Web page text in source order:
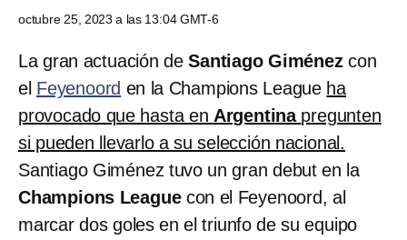
octubre 25, 2023 a las 13:04 GMT-6
La gran actuación deSantiago Giménezcon
el Feyenoord en la Champions League ha
provocado que hasta en Argentina pregunten
si pueden llevarlo a su selección nacional.
Santiago Giménez tuvo un gran debut en la
Champions Leaguecon el Feyenoord, al
marcar dos goles en el triunfo de su equipo